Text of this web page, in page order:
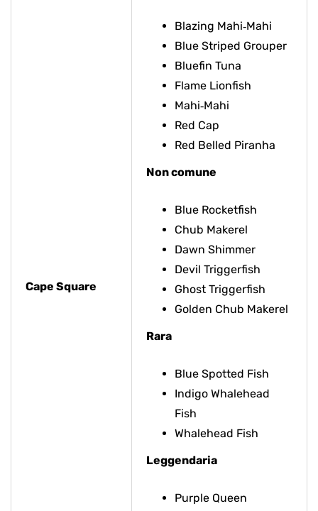
Cape Square
Blazing Mahi‑Mahi
Blue Striped Grouper
Bluefin Tuna
Flame Lionfish
Mahi‑Mahi
Red Cap
Red Belled Piranha
Non comune
Blue Rocketfish
Chub Makerel
Dawn Shimmer
Devil Triggerfish
Ghost Triggerfish
Golden Chub Makerel
Rara
Blue Spotted Fish
Indigo Whalehead
Fish
Whalehead Fish
Leggendaria
Purple Queen